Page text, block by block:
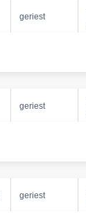
geriest
geriest
geriest